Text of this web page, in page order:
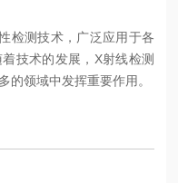
检测技术，广泛应用于各
技术的发展，X射线检测
的领域中发挥重要作用。